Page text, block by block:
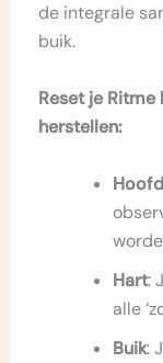
de integrale
buik.
Reset je
herstellen:
Hoofd
Hart:
alle
Buik: